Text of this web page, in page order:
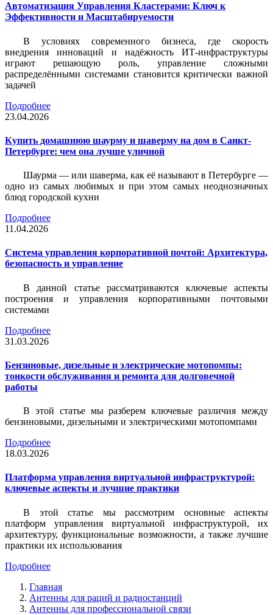
Автоматизация Управления Кластерами: Ключ к
Эффективности и Масштабируемости
В условиях современного бизнеса, где скорость
внедрения инноваций и надёжность ИТ-инфраструктуры
играют решающую роль, управление сложными
распределёнными системами становится критически важной
задачей
Подробнее
23.04.2026
Купить домашнюю шаурму и шаверму на дом в Санкт-
Петербурге: чем она лучше уличной
Шаурма — или шаверма, как её называют в Петербурге —
одно из самых любимых и при этом самых неоднозначных
блюд городской кухни
Подробнее
11.04.2026
Система управления корпоративной почтой: Архитектура,
безопасность и управление
В данной статье рассматриваются ключевые аспекты
построения и управления корпоративными почтовыми
системами
Подробнее
31.03.2026
Бензиновые, дизельные и электрические мотопомпы:
тонкости обслуживания и ремонта для долговечной
работы
В этой статье мы разберем ключевые различия между
бензиновыми, дизельными и электрическими мотопомпами
Подробнее
18.03.2026
Платформа управления виртуальной инфраструктурой:
ключевые аспекты и лучшие практики
В этой статье мы рассмотрим основные аспекты
платформ управления виртуальной инфраструктурой, их
архитектуру, функциональные возможности, а также лучшие
практики их использования
Подробнее
Главная
Антенны для раций и радиостанций
Антенны для профессиональной связи